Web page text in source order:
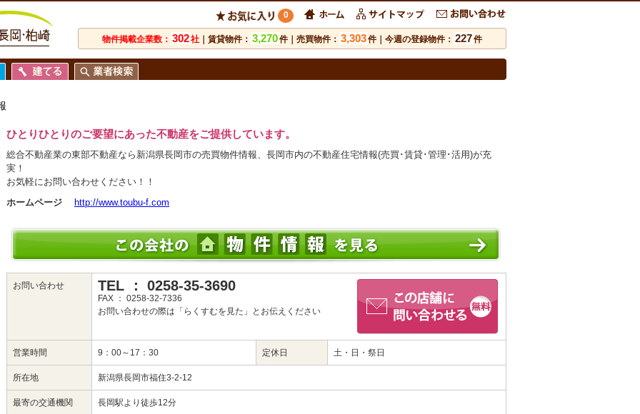
0
物件掲載企業数： 302社 ｜賃貸物件： 3,270件｜売買物件： 3,303件｜今週の登録物件： 227件
ひとりひとりのご要望にあった不動産をご提供しています。
総合不動産業の東部不動産なら新潟県長岡市の売買物件情報、長岡市内の不動産住宅情報(売買･賃貸･管理･活用)が充
実！
お気軽にお問い合わせください！！
ホームページ
http://www.toubu-f.com
お問い合わせ TEL ： 0258-35-3690
FAX ： 0258-32-7336
お問い合わせの際は「らくすむを見た」とお伝えください
営業時間 9：00～17：30 定休日 土・日・祭日
所在地 新潟県長岡市福住3-2-12
最寄の交通機関 長岡駅より徒歩12分